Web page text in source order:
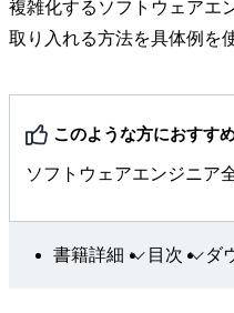
複雑化するソフトウェアエ
取り入れる方法を具体例を
このような方におすす
ソフトウェアエンジニア
書籍詳細 目次 ダ